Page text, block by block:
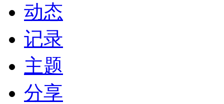
动态
记录
主题
分享